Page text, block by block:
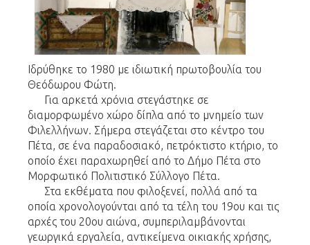
Ιδρύθηκε το 1980 με ιδιωτική πρωτοβουλία του
Θεόδωρου Φώτη.
Για αρκετά χρόνια στεγάστηκε σε
διαμορφωμένο χώρο δίπλα από το μνημείο των
Φιλελλήνων. Σήμερα στεγάζεται στο κέντρο του
Πέτα, σε ένα παραδοσιακό, πετρόκτιστο κτήριο, το
οποίο έχει παραχωρηθεί από το Δήμο Πέτα στο
Μορφωτικό Πολιτιστικό Σύλλογο Πέτα.
Στα εκθέματα που φιλοξενεί, πολλά από τα
οποία χρονολογούνται από τα τέλη του 19ου και τις
αρχές του 20ου αιώνα, συμπεριλαμβάνονται
γεωργικά εργαλεία, αντικείμενα οικιακής χρήσης,